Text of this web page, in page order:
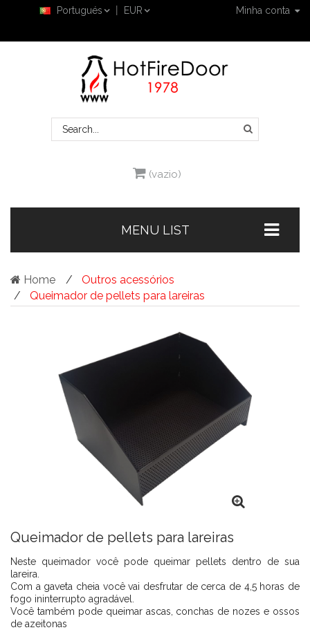
Minha conta
Portugués EUR
(vazio)
MENU LIST
Home
Outros acessórios
Queimador de pellets para lareiras
Queimador de pellets para lareiras
Neste queimador você pode queimar pellets dentro de sua
lareira.
Com a gaveta cheia você vai desfrutar de cerca de 4,5 horas de
fogo ininterrupto agradável.
Você também pode queimar ascas, conchas de nozes e ossos
de azeitonas